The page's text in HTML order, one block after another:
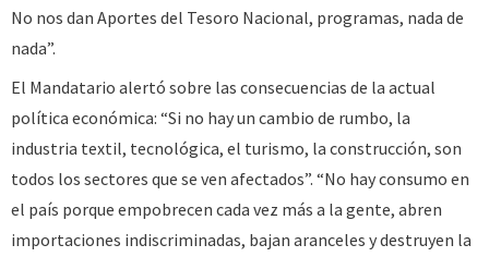
No nos dan Aportes del Tesoro Nacional, programas, nada de
nada”.
El Mandatario alertó sobre las consecuencias de la actual
política económica: “Si no hay un cambio de rumbo, la
industria textil, tecnológica, el turismo, la construcción, son
todos los sectores que se ven afectados”. “No hay consumo en
el país porque empobrecen cada vez más a la gente, abren
importaciones indiscriminadas, bajan aranceles y destruyen la